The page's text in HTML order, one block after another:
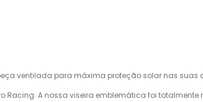
ventilada para máxima proteção solar nas suas
Racing. A nossa viseira emblemática foi